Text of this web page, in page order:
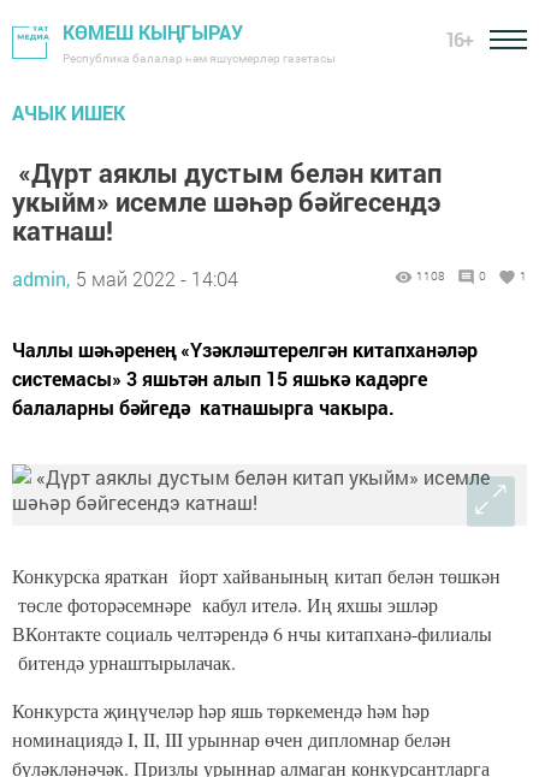
КӨМЕШ КЫҢГЫРАУ
Республика балалар һәм яшүсмерләр газетасы
16+
АЧЫК ИШЕК
«Дүрт аяклы дустым белән китап
укыйм» исемле шәһәр бәйгесендэ
катнаш!
admin, 5 май 2022 - 14:04 1108 0 1
Чаллы шәһәренең «Үзәкләштерелгән китапханәләр
системасы» 3 яшьтән алып 15 яшькә кадәрге
балаларны бәйгедә катнашырга чакыра.
Конкурска яраткан йорт хайванының китап белән төшкән
төсле фоторәсемнәре кабул ителә. Иң яхшы эшләр
ВКонтакте социаль челтәрендә 6 нчы китапханә-филиалы
битендә урнаштырылачак.
Конкурста җиңүчеләр һәр яшь төркемендә һәм һәр
номинациядә I, II, III урыннар өчен дипломнар белән
бүләкләнәчәк. Призлы урыннар алмаган конкурсантларга